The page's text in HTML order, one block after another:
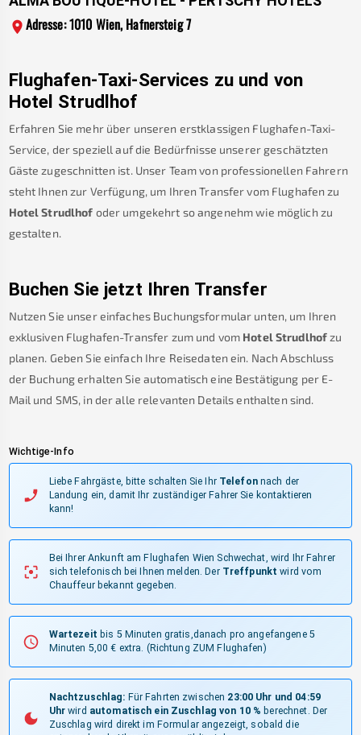
Adresse: 1010 Wien, Hafnersteig 7
Flughafen-Taxi-Services zu und von
Hotel Strudlhof
Erfahren Sie mehr über unseren erstklassigen Flughafen-Taxi-
Service, der speziell auf die Bedürfnisse unserer geschätzten
Gäste zugeschnitten ist. Unser Team von professionellen Fahrern
steht Ihnen zur Verfügung, um Ihren Transfer vom Flughafen zu
Hotel Strudlhof oder umgekehrt so angenehm wie möglich zu
gestalten.
Buchen Sie jetzt Ihren Transfer
Nutzen Sie unser einfaches Buchungsformular unten, um Ihren
exklusiven Flughafen-Transfer zum und vom Hotel Strudlhofzu
planen. Geben Sie einfach Ihre Reisedaten ein. Nach Abschluss
der Buchung erhalten Sie automatisch eine Bestätigung per E-
Mail und SMS, in der alle relevanten Details enthalten sind.
Wichtige-Info
Liebe Fahrgäste, bitte schalten Sie Ihr Telefonnach der
Landung ein, damit Ihr zuständiger Fahrer Sie kontaktieren
kann!
Bei Ihrer Ankunft am Flughafen Wien Schwechat, wird Ihr Fahrer
sich telefonisch bei Ihnen melden. Der Treffpunkt wird vom
Chauffeur bekannt gegeben.
Wartezeit bis 5 Minuten gratis,danach pro angefangene 5
Minuten 5,00 € extra. (Richtung ZUM Flughafen)
Nachtzuschlag: Für Fahrten zwischen 23:00 Uhr und 04:59
Uhr wird automatisch ein Zuschlag von 10 % berechnet. Der
Zuschlag wird direkt im Formular angezeigt, sobald die